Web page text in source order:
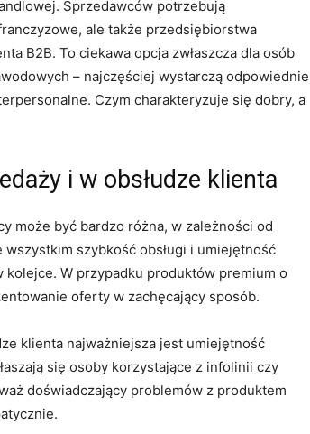
Sprzedawców potrzebują
ale także przedsiębiorstwa
B2B. To ciekawa opcja zwłaszcza dla osób
– najczęściej wystarczą odpowiednie
Czym charakteryzuje się dobry, a
i w obsłudze klienta
może być bardzo różna, w zależności od
szybkość obsługi i umiejętność
kolejce. W przypadku produktów premium o
oferty w zachęcający sposób.
klienta najważniejsza jest umiejętność
się osoby korzystające z infolinii czy
doświadczający problemów z produktem